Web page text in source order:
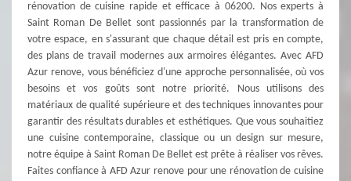
rénovation de cuisine rapide et efficace à 06200. Nos experts à
Saint Roman De Bellet sont passionnés par la transformation de
votre espace, en s'assurant que chaque détail est pris en compte,
des plans de travail modernes aux armoires élégantes. Avec AFD
Azur renove, vous bénéficiez d'une approche personnalisée, où vos
besoins et vos goûts sont notre priorité. Nous utilisons des
matériaux de qualité supérieure et des techniques innovantes pour
garantir des résultats durables et esthétiques. Que vous souhaitiez
une cuisine contemporaine, classique ou un design sur mesure,
notre équipe à Saint Roman De Bellet est prête à réaliser vos rêves.
Faites confiance à AFD Azur renove pour une rénovation de cuisine